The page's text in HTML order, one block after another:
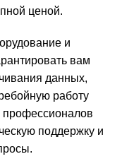
ценой.
и
вам
данных,
работу
поддержку и